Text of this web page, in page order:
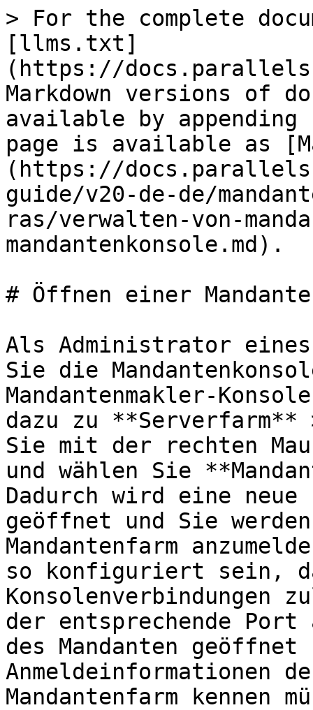
> For the complete
[llms.txt]
(https://
Markdown versions of
available by
page is available as
(https://
guide/v20-de-de/
ras/verwalten-von-
mandantenkonsole.md).
# Öffnen einer
Als Administrator eines
Sie die
Mandantenmakler-
dazu zu
Sie mit der rechten
und wählen Sie
Dadurch wird eine neue
geöffnet und Sie
Mandantenfarm
so konfiguriert sein,
Konsolenverbindungen
der entsprechende Port
des Mandanten
Anmeldeinformationen
Mandantenfarm kennen